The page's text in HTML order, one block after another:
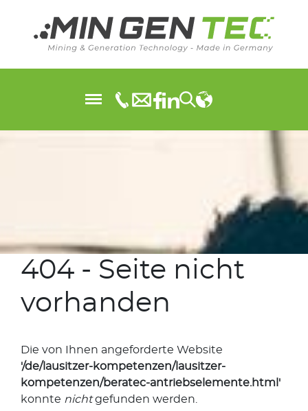
404 - Seite nicht
vorhanden
Die von Ihnen angeforderte Website
'/de/lausitzer-kompetenzen/lausitzer-
kompetenzen/beratec-antriebselemente.html'
konnte nichtgefunden werden.